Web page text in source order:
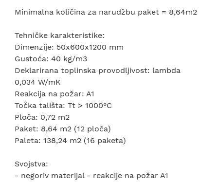
Minimalna količina za narudžbu paket = 8,64m2
Tehničke karakteristike:
Dimenzije: 50x600x1200 mm
Gustoća: 40 kg/m3
Deklarirana toplinska provodljivost: lambda
0,034 W/mK
Reakcija na požar: A1
Točka tališta: Tt > 1000°C
Ploča: 0,72 m2
Paket: 8,64 m2 (12 ploča)
Paleta: 138,24 m2 (16 paketa)
Svojstva:
- negoriv materijal - reakcije na požar A1